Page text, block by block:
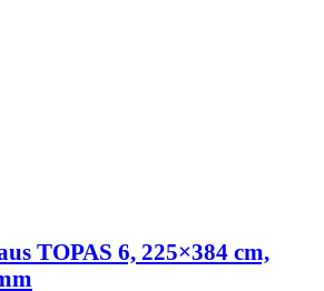
TOPAS 6, 225×384 cm,